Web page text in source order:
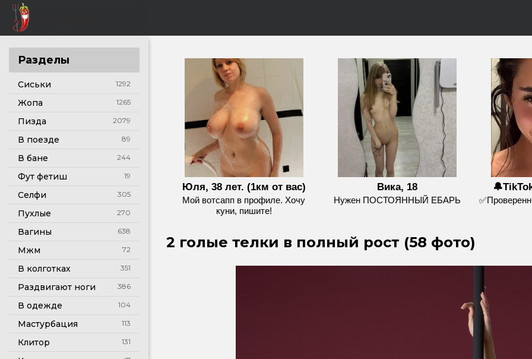
Разделы
Сиськи 1292
Жопа 1265
Пизда 2079
В поезде 89
В бане 244
Фут фетиш 19
Селфи 305
Пухлые 270
Вагины 638
Мжм 72
В колготках 351
Раздвигают ноги 386
В одежде 104
Мастурбация 113
Клитор 131
Юля, 38 лет. (1км от вас)
Мой вотсапп в профиле. Хочу
куни, пишите!
Вика, 18
Нужен ПОСТОЯННЫЙ ЕБАРЬ
2 голые телки в полный рост (58 фото)